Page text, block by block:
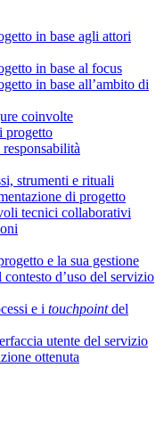
in base agli attori
in base al focus
in base all’ambito di
coinvolte
progetto
strumenti e rituali
di progetto
tecnici collaborativi
e la sua gestione
d’uso del servizio
e i touchpointdel
utente del servizio
ottenuta